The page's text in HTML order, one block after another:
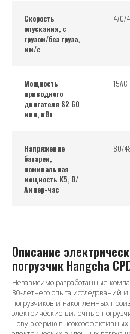
Скорость
опускания, с
грузом/без груза,
мм/с
470/
Мощность
приводного
двигателя S2 60
мин, кВт
15АС
Напряжение
батареи,
номинальная
мощность K5, В/
Ампер-час
80/
Описание
погрузчик Hangcha
Независимо разработанные
30-летнего опыта исследований
погрузчиков и накопленных
электрические вилочные
новую серию